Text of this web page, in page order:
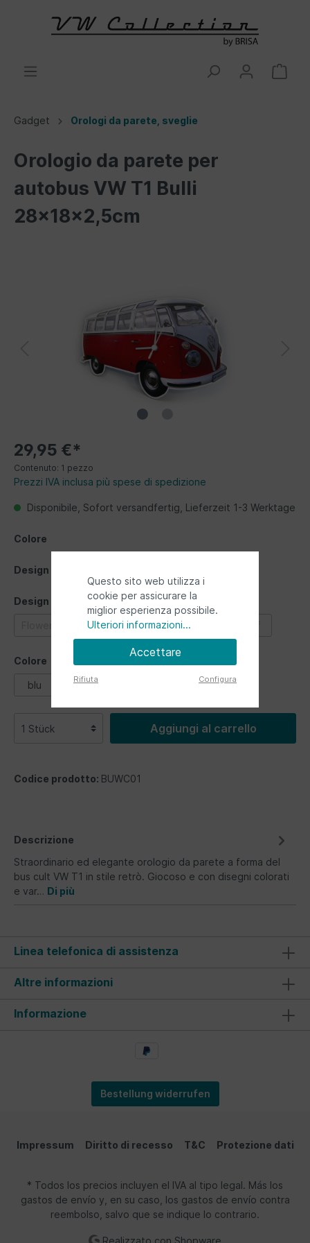
Gadget Orologi da parete, sveglie
Orologio da parete per
autobus VW T1 Bulli
28x18x2,5cm
29,95 €*
Contenuto: 1 pezzo
Prezzi IVA inclusa più spese di spedizione
Disponibile, Sofort versandfertig, Lieferzeit 1-3 Werktage
Colore
Design
Design
Love Bus Silhouette
Colore
blu multicolore
Aggiungi al carrello
Codice prodotto: BUWC01
Descrizione
Straordinario ed elegante orologio da parete a forma del
bus cult VW T1 in stile retrò. Giocoso e con disegni colorati
e var… Di più
Linea telefonica di assistenza
Altre informazioni
Informazione
Bestellung widerrufen
Impressum Diritto di recesso T&C Protezione dati
* Todos los precios incluyen el IVA al tipo legal. Más los
gastos de envío y, en su caso, los gastos de envío contra
reembolso, salvo que se indique lo contrario.
Realizzato con Shopware
Questo sito web utilizza i
cookie per assicurare la
miglior esperienza possibile.
Ulteriori informazioni...
Accettare
Rifiuta Configura